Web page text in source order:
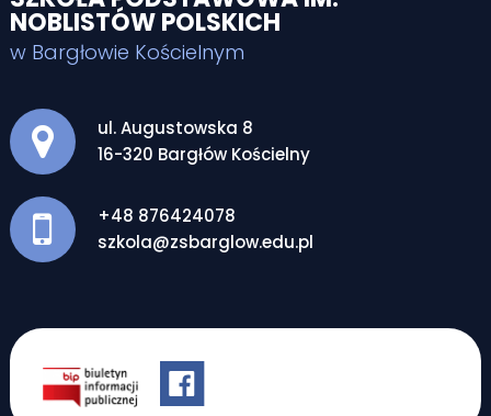
NOBLISTÓW POLSKICH
w Bargłowie Kościelnym
Adres pocztowy:
ul. Augustowska 8
16-320 Bargłów Kościelny
+48 876424078
szkola@zsbarglow.edu.pl